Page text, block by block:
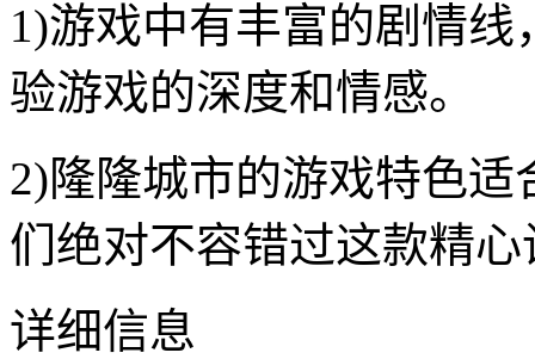
1)游戏中有丰富的剧情
验游戏的深度和情感。
2)隆隆城市的游戏特色
们绝对不容错过这款精
详细信息